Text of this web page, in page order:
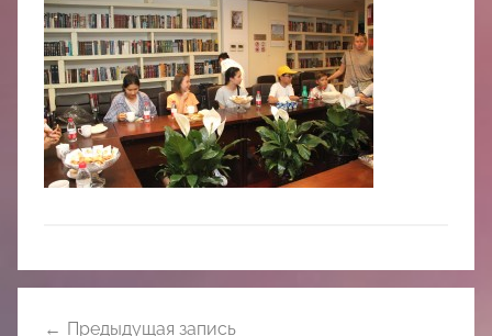
化
中
心
Предыдущая запись